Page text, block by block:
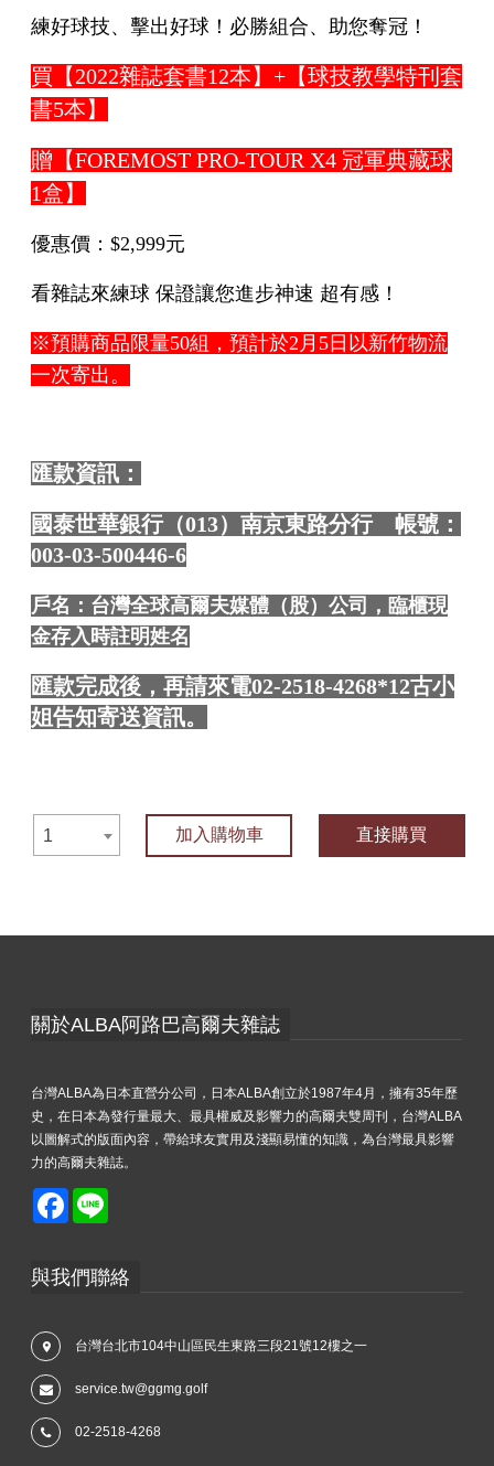
練好球技、擊出好球！必勝組合、助您奪冠！
買【2022雜誌套書12本】+【球技教學特刊套
書5本】
贈【FOREMOST PRO-TOUR X4 冠軍典藏球
1盒】
優惠價：$2,999元
看雜誌來練球 保證讓您進步神速 超有感！
※預購商品限量50組，預計於2月5日 以新竹物流
一次寄出。
匯款資訊：
國泰世華銀行（013）南京東路分行 帳號：
003-03-500446-6
戶名：台灣全球高爾夫媒體（股）公司，臨櫃現
金存入時註明姓名
匯款完成後，再請來電02-2518-4268*12古小
姐告知寄送資訊。
1 加入購物車 直接購買
關於ALBA阿路巴高爾夫雜誌
台灣ALBA為日本直營分公司，日本ALBA創立於1987年4月，擁有35年歷
史，在日本為發行量最大、最具權威及影響力的高爾夫雙周刊，台灣ALBA
以圖解式的版面內容，帶給球友實用及淺顯易懂的知識，為台灣最具影響
力的高爾夫雜誌。
Facebook
與我們聯絡
台灣台北市104中山區民生東路三段21號12樓之一
service.tw@ggmg.golf
02-2518-4268